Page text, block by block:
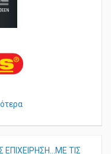
ΤΙΣ